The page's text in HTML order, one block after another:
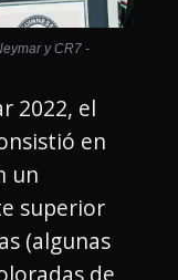
y CR7 -
2022, el
en
un
superior
(algunas
de